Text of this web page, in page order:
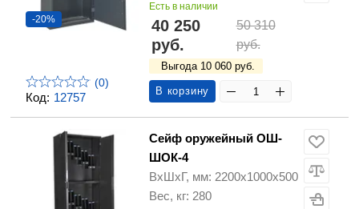
Код: 12757
-20%
(0)
Есть в наличии
40 250
руб.
50 310
руб.
Выгода 10 060 руб.
В корзину
Сейф оружейный ОШ-
ШОК-4
ВхШхГ, мм: 2200х1000х500
Вес, кг: 280